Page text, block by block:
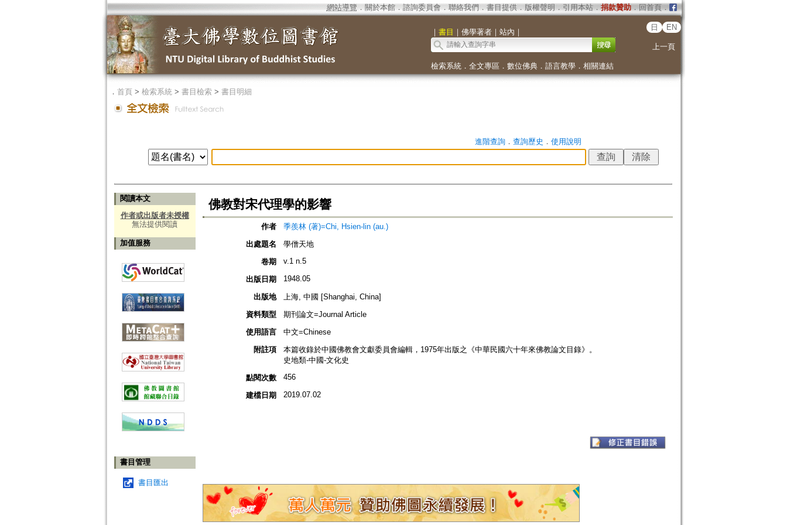
網站導覽 ． 關於本館． 諮詢委員會． 聯絡我們 ． 書目提供． 版權聲明 ． 引用本站． 捐款贊助．回首頁．
｜ 書目 ｜ 佛學著者｜ 站內 ｜
日 EN
上一頁
檢索系統． 全文專區 ． 數位佛典． 語言教學． 相關連結
． 首頁> 檢索系統> 書目檢索> 書目明細
進階查詢． 查詢歷史 ． 使用說明
閱讀本文
作者或出版者未授權
無法提供閱讀
加值服務
書目管理
書目匯出
佛教對宋代理學的影響
作者
季羨林 (著)=Chi, Hsien-lin (au.)
出處題名
學僧天地
卷期
v.1 n.5
出版日期 1948.05
出版地
上海, 中國 [Shanghai, China]
資料類型
期刊論文=Journal Article
使用語言
中文=Chinese
附註項
本篇收錄於中國佛教會文獻委員會編輯，1975年出版之《中華民國六十年來佛教論文目錄》。
史地類-中國-文化史
點閱次數
456
建檔日期 2019.07.02